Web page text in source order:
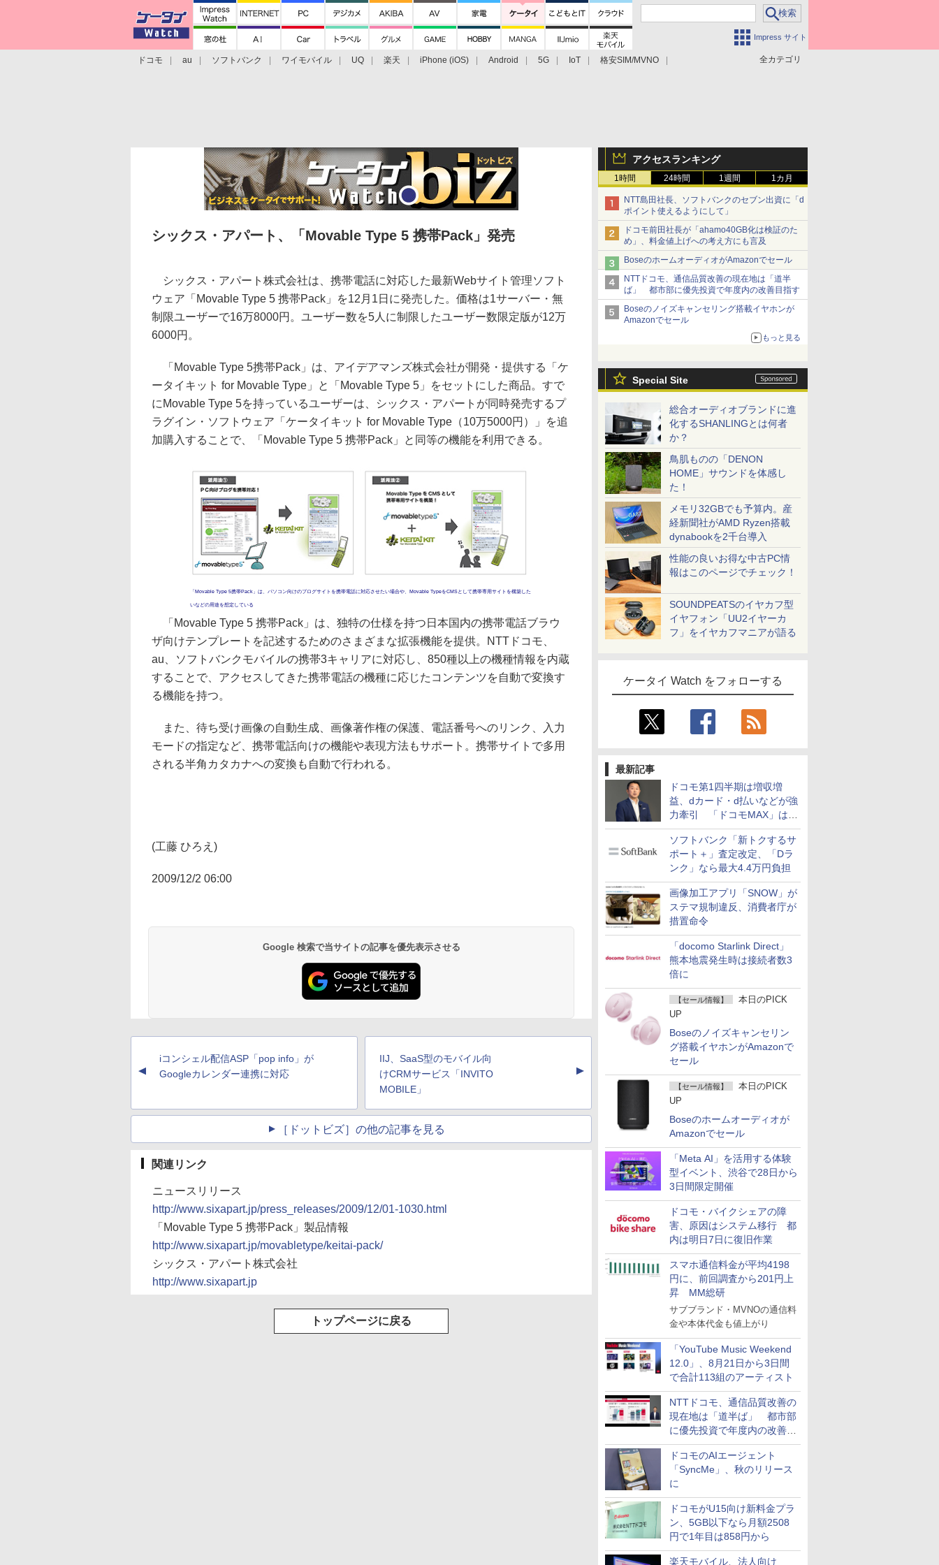
Impress サイト
全カテゴリ
ドコモ au ソフトバンク ワイモバイル UQ 楽天 iPhone (iOS) Android 5G IoT
格安SIM/MVNO
アクセスランキング
1時間 24時間 1週間 1カ月
NTT島田社長、ソフトバンクのセブン出資に「d
ポイント使えるようにして」
ドコモ前田社長が「ahamo40GB化は検証のた
め」、料金値上げへの考え方にも言及
BoseのホームオーディオがAmazonでセール
NTTドコモ、通信品質改善の現在地は「道半
ば」 都市部に優先投資で年度内の改善目指す
Boseのノイズキャンセリング搭載イヤホンが
Amazonでセール
もっと見る
Special Site
総合オーディオブランドに進
化するSHANLINGとは何者
か？
鳥肌ものの「DENON
HOME」サウンドを体感し
た！
メモリ32GBでも予算内。産
経新聞社がAMD Ryzen搭載
dynabookを2千台導入
性能の良いお得な中古PC情
報はこのページでチェック！
SOUNDPEATSのイヤカフ型
イヤフォン「UU2イヤーカ
フ」をイヤカフマニアが語る
ケータイ Watch をフォローする
最新記事
ドコモ第1四半期は増収増
益、dカード・d払いなどが強
力牽引 「ドコモMAX」は
400万契約突破
ソフトバンク「新トクするサ
ポート＋」査定改定、「Dラ
ンク」なら最大4.4万円負担
画像加工アプリ「SNOW」が
ステマ規制違反、消費者庁が
措置命令
「docomo Starlink Direct」
熊本地震発生時は接続者数3
倍に
【セール情報】
本日のPICK
UP
Boseのノイズキャンセリン
グ搭載イヤホンがAmazonで
セール
【セール情報】
本日のPICK
UP
Boseのホームオーディオが
Amazonでセール
「Meta AI」を活用する体験
型イベント、渋谷で28日から
3日間限定開催
ドコモ・バイクシェアの障
害、原因はシステム移行 都
内は明日7日に復旧作業
スマホ通信料金が平均4198
円に、前回調査から201円上
昇 MM総研
サブブランド・MVNOの通信料
金や本体代金も値上がり
「YouTube Music Weekend
12.0」、8月21日から3日間
で合計113組のアーティスト
NTTドコモ、通信品質改善の
現在地は「道半ば」 都市部
に優先投資で年度内の改善目
指す
ドコモのAIエージェント
「SyncMe」、秋のリリース
に
ドコモがU15向け新料金プラ
ン、5GB以下なら月額2508
円で1年目は858円から
楽天モバイル、法人向け
シックス・アパート、「Movable Type 5 携帯Pack」発売
シックス・アパート株式会社は、携帯電話に対応した最新Webサイト管理ソフト
ウェア「Movable Type 5 携帯Pack」を12月1日に発売した。価格は1サーバー・無
制限ユーザーで16万8000円。ユーザー数を5人に制限したユーザー数限定版が12万
6000円。
「Movable Type 5携帯Pack」は、アイデアマンズ株式会社が開発・提供する「ケ
ータイキット for Movable Type」と「Movable Type 5」をセットにした商品。すで
にMovable Type 5を持っているユーザーは、シックス・アパートが同時発売するプ
ラグイン・ソフトウェア「ケータイキット for Movable Type（10万5000円）」を追
加購入することで、「Movable Type 5 携帯Pack」と同等の機能を利用できる。
「Movable Type 5携帯Pack」は、パソコン向けのブログサイトを携帯電話に対応させたい場合や、Movable TypeをCMSとして携帯専用サイトを構築した
いなどの用途を想定している
「Movable Type 5 携帯Pack」は、独特の仕様を持つ日本国内の携帯電話ブラウ
ザ向けテンプレートを記述するためのさまざまな拡張機能を提供。NTTドコモ、
au、ソフトバンクモバイルの携帯3キャリアに対応し、850種以上の機種情報を内蔵
することで、アクセスしてきた携帯電話の機種に応じたコンテンツを自動で変換す
る機能を持つ。
また、待ち受け画像の自動生成、画像著作権の保護、電話番号へのリンク、入力
モードの指定など、携帯電話向けの機能や表現方法もサポート。携帯サイトで多用
される半角カタカナへの変換も自動で行われる。
(工藤 ひろえ)
2009/12/2 06:00
Google 検索で当サイトの記事を優先表示させる
▲
iコンシェル配信ASP「pop info」が
Googleカレンダー連携に対応
IIJ、SaaS型のモバイル向
けCRMサービス「INVITO
MOBILE」
▲
［ドットビズ］の他の記事を見る
関連リンク
ニュースリリース
http://www.sixapart.jp/press_releases/2009/12/01-1030.html
「Movable Type 5 携帯Pack」製品情報
http://www.sixapart.jp/movabletype/keitai-pack/
シックス・アパート株式会社
http://www.sixapart.jp
トップページに戻る